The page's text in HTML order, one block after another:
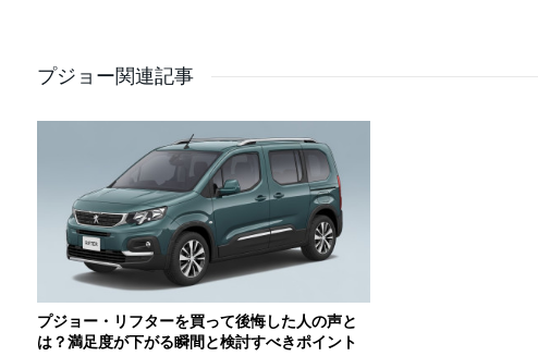
プジョー関連記事
プジョー・リフターを買って後悔した人の声と
は？満足度が下がる瞬間と検討すべきポイント